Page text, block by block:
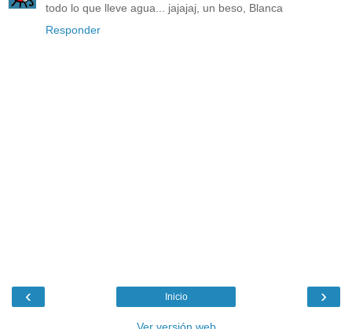
todo lo que lleve agua... jajajaj, un beso, Blanca
Responder
‹ ›
Inicio